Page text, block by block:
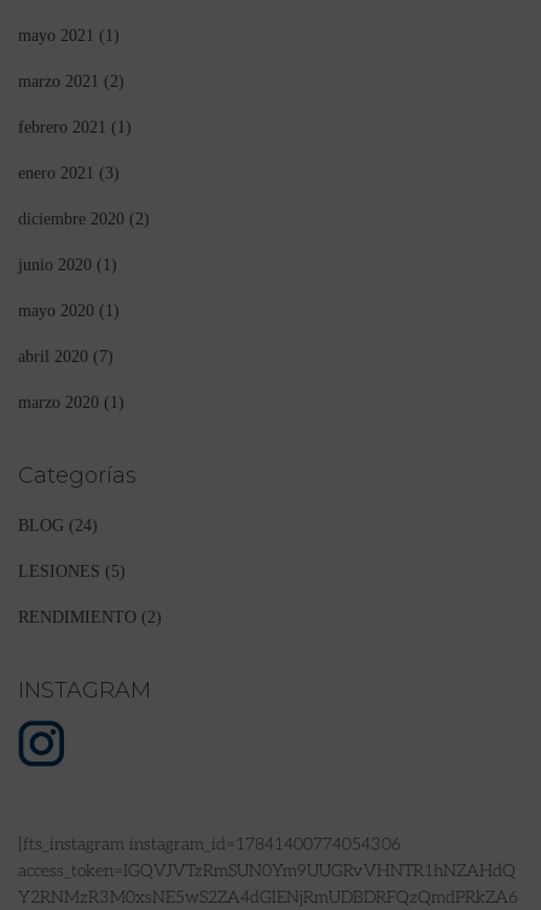
mayo 2021 (1)
marzo 2021 (2)
febrero 2021 (1)
enero 2021 (3)
diciembre 2020 (2)
junio 2020 (1)
mayo 2020 (1)
abril 2020 (7)
marzo 2020 (1)
Categorías
BLOG (24)
LESIONES (5)
RENDIMIENTO (2)
INSTAGRAM
[fts_instagram instagram_id=17841400774054306
access_token=IGQVJVTzRmSUN0Ym9UUGRvVHNTR1hNZAHdQ
Y2RNMzR3M0xsNE5wS2ZA4dGlENjRmUDBDRFQzQmdPRkZA6